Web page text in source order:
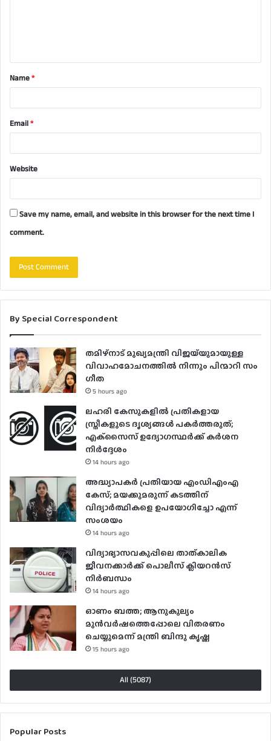
t
*Name*
Email*
Website
Save my name, email, and website in this browser for the next time I
comment.
By Special Correspondent
തമിഴ്നാട് മുഖ്യമന്ത്രി വിജയ്‌യുമായുള്ള
വിവാഹമോചനത്തിൽ നിന്നും പിന്മാറി സം​
ഗീത
5 hours ago
ലഹരി കേസുകളിൽ പ്രതികളായ
സ്ത്രീകളുടെ ദൃശ്യങ്ങൾ പകർത്തരുത്;
എക്‌സൈസ് ഉദ്യോഗസ്ഥർക്ക് കർശന
നിർദ്ദേശം
14 hours ago
അദ്ധ്യാപകർ പ്രതിയായ എംഡിഎംഎ
കേസ്; മയക്കുമരുന്ന് കടത്തിന്
വിദ്യാർത്ഥികളെ ഉപയോ​ഗിച്ചോ എന്ന്
സംശയം
14 hours ago
വിദ്യാഭ്യാസവകുപ്പിലെ താത്കാലിക
ജീവനക്കാർക്ക് പൊലീസ് ക്ലിയറൻസ്
നിർബന്ധം
14 hours ago
ഓണം ബത്ത; ആനുകൂല്യം
മുൻവർഷത്തെപ്പോലെ വിതരണം
ചെയ്യുമെന്ന് മന്ത്രി ബിന്ദു കൃഷ്ണ
15 hours ago
All (5087)
Popular Posts